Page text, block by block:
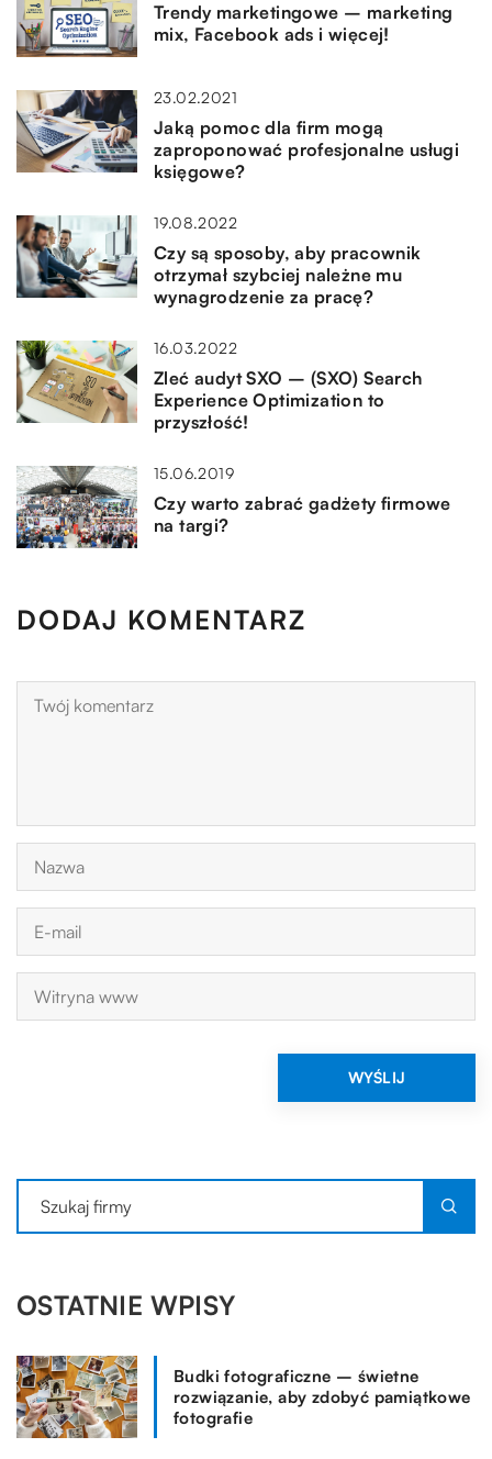
Trendy marketingowe – marketing
mix, Facebook ads i więcej!
23.02.2021
Jaką pomoc dla firm mogą
zaproponować profesjonalne usługi
księgowe?
19.08.2022
Czy są sposoby, aby pracownik
otrzymał szybciej należne mu
wynagrodzenie za pracę?
16.03.2022
Zleć audyt SXO – (SXO) Search
Experience Optimization to
przyszłość!
15.06.2019
Czy warto zabrać gadżety firmowe
na targi?
DODAJ KOMENTARZ
OSTATNIE WPISY
Budki fotograficzne – świetne
rozwiązanie, aby zdobyć pamiątkowe
fotografie